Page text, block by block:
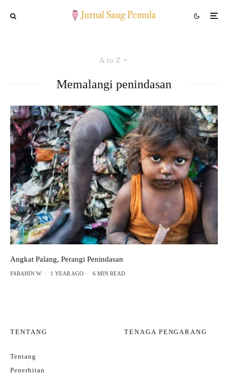
A to Z
Memalangi penindasan
Angkat Palang, Perangi Penindasan
FARAHIN W · 1 YEAR AGO · 6 MIN READ
TENTANG
Tentang
Penerbitan
TENAGA PENGARANG